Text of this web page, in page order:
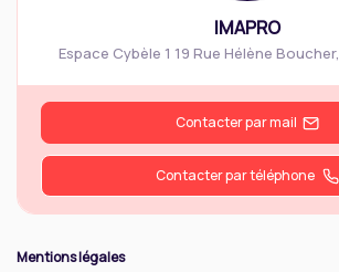
IMAPRO
Espace Cybèle 1 19 Rue Hélène Boucher,
Contacter par mail
Contacter par téléphone
Mentions légales